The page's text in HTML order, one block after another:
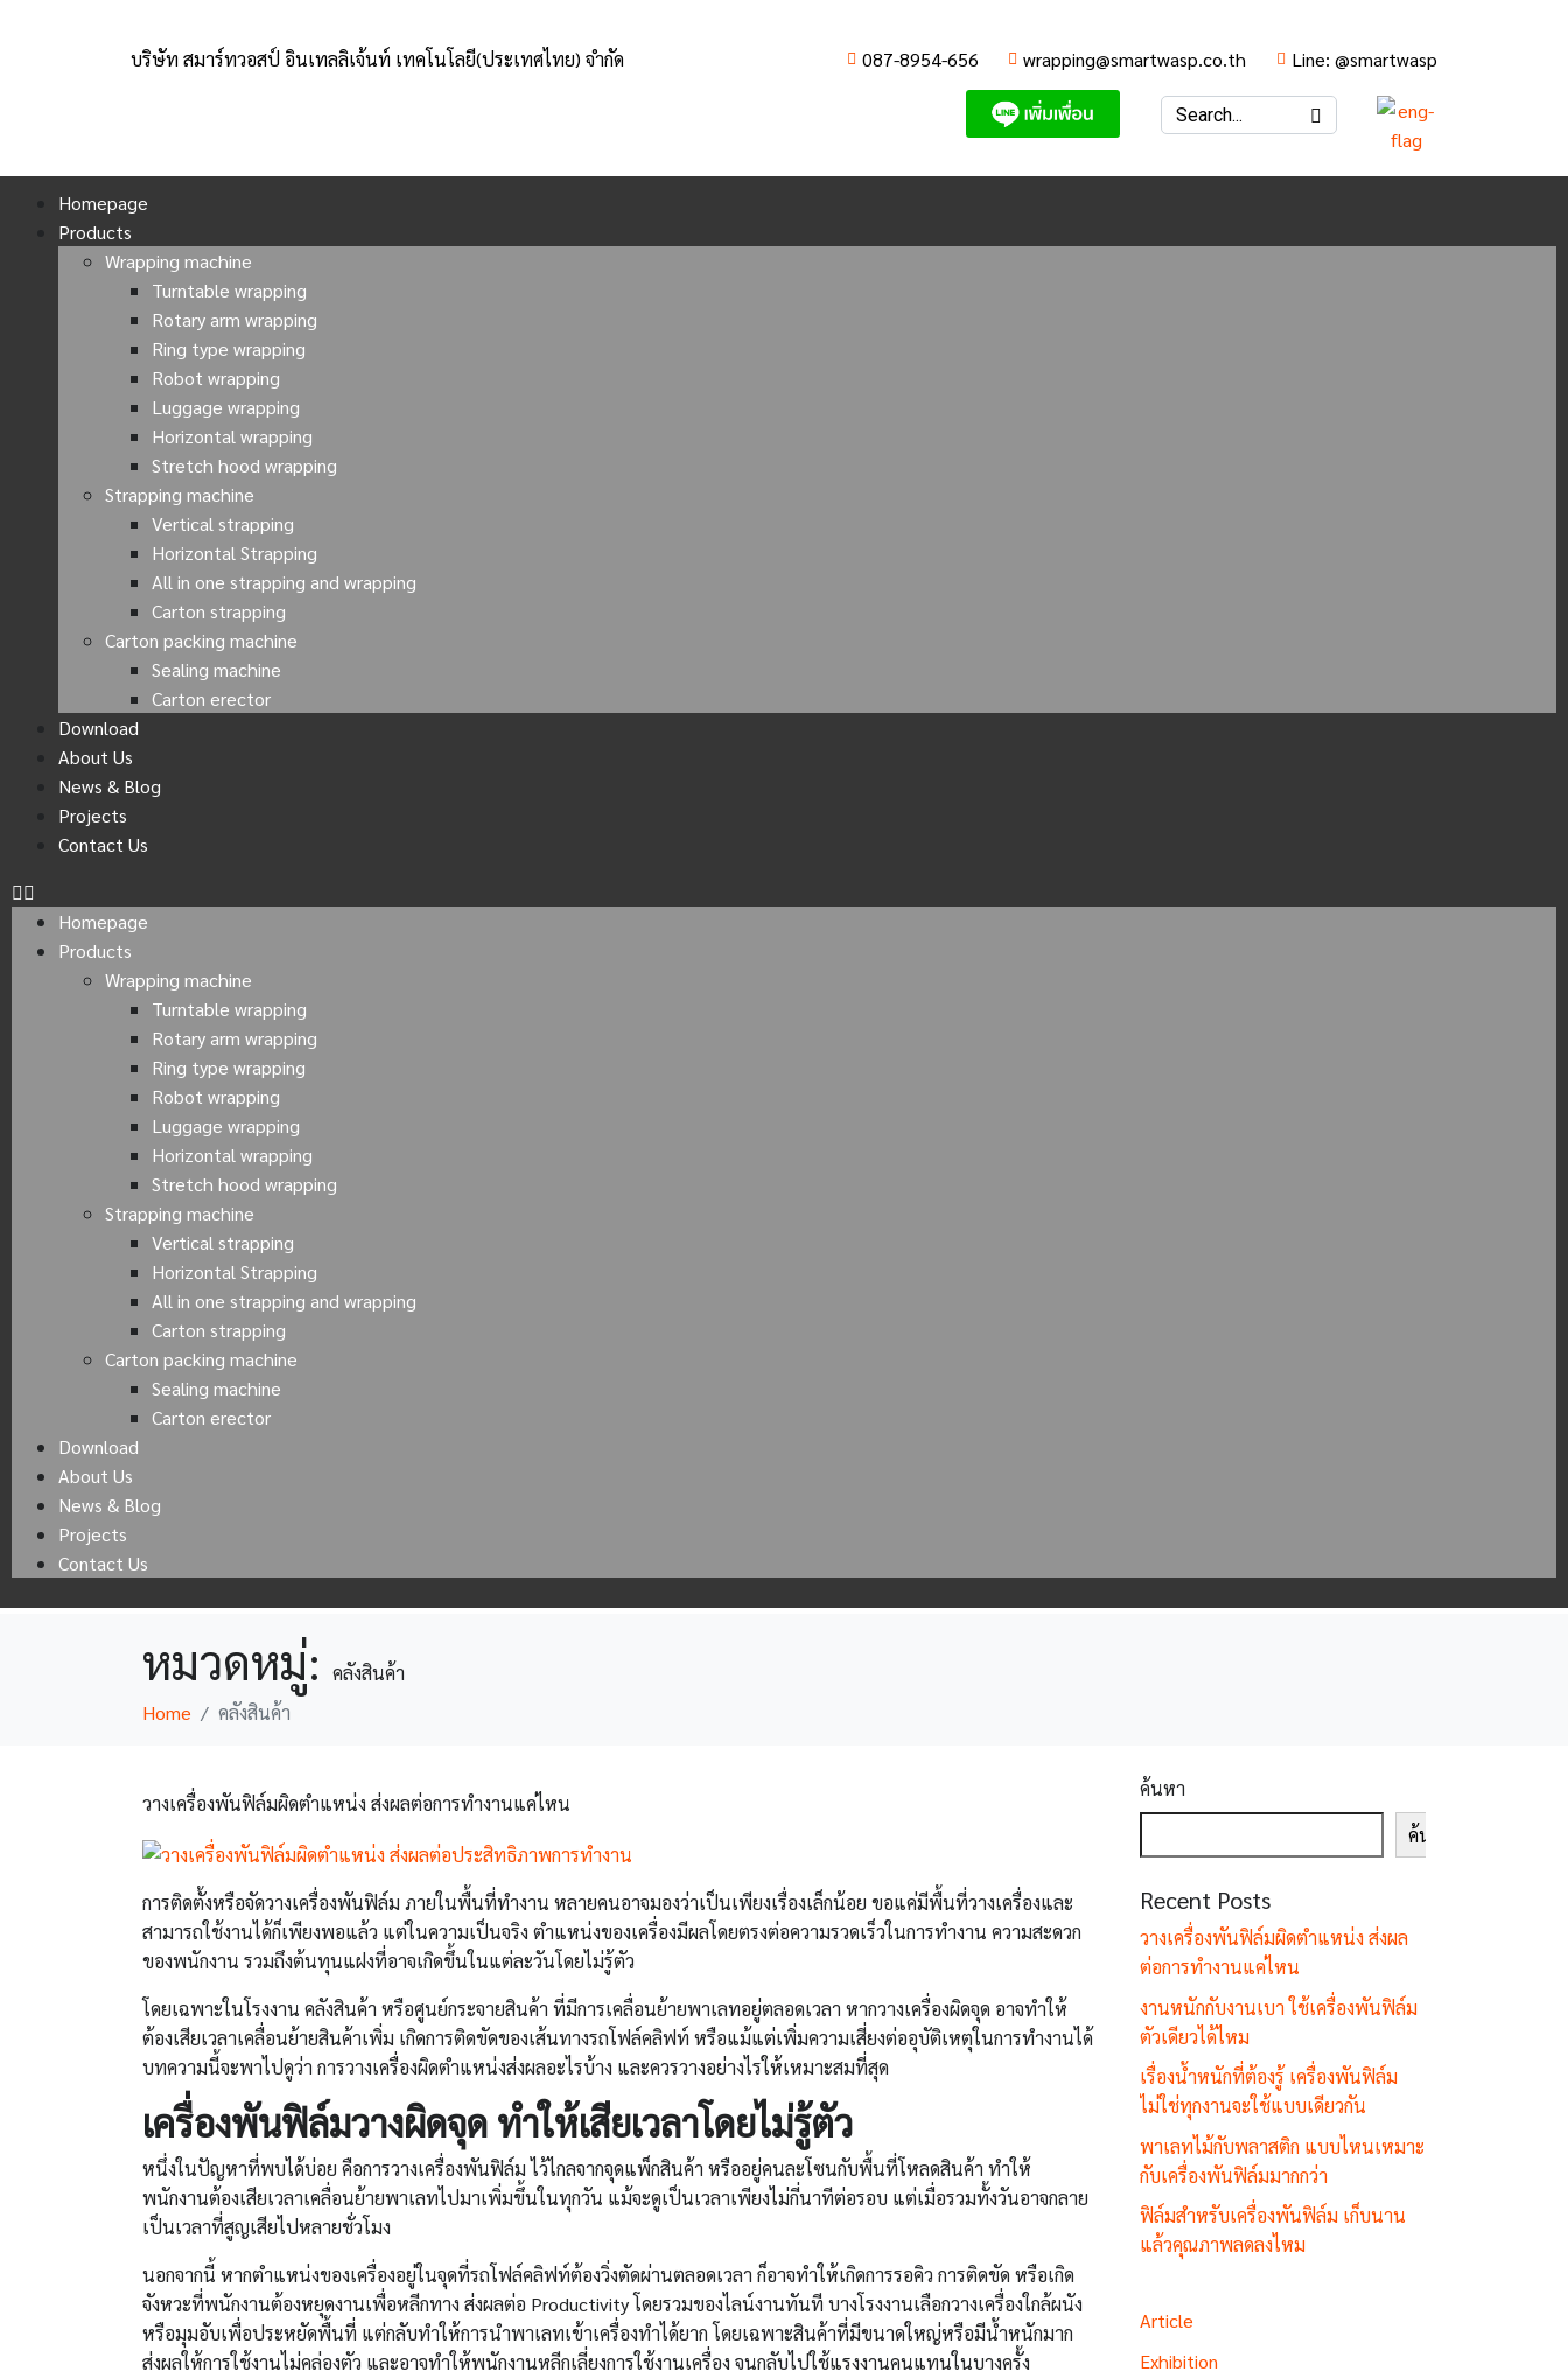
บริษัท สมาร์ทวอสป์ อินเทลลิเจ้นท์ เทคโนโลยี(ประเทศไทย) จำกัด 087-8954-656 wrapping@smartwasp.co.th Line: @smartwasp
Homepage
Products
Wrapping machine
Turntable wrapping
Rotary arm wrapping
Ring type wrapping
Robot wrapping
Luggage wrapping
Horizontal wrapping
Stretch hood wrapping
Strapping machine
Vertical strapping
Horizontal Strapping
All in one strapping and wrapping
Carton strapping
Carton packing machine
Sealing machine
Carton erector
Download
About Us
News & Blog
Projects
Contact Us
Homepage
Products
Wrapping machine
Turntable wrapping
Rotary arm wrapping
Ring type wrapping
Robot wrapping
Luggage wrapping
Horizontal wrapping
Stretch hood wrapping
Strapping machine
Vertical strapping
Horizontal Strapping
All in one strapping and wrapping
Carton strapping
Carton packing machine
Sealing machine
Carton erector
Download
About Us
News & Blog
Projects
Contact Us
หมวดหมู่:
คลังสินค้า
Home
คลังสินค้า
วางเครื่องพันฟิล์มผิดตำแหน่ง ส่งผลต่อการทำงานแค่ไหน
การติดตั้งหรือจัดวางเครื่องพันฟิล์ม ภายในพื้นที่ทำงาน หลายคนอาจมองว่าเป็นเพียงเรื่องเล็กน้อย ขอแค่มีพื้นที่วางเครื่องและ
สามารถใช้งานได้ก็เพียงพอแล้ว แต่ในความเป็นจริง ตำแหน่งของเครื่องมีผลโดยตรงต่อความรวดเร็วในการทำงาน ความสะดวก
ของพนักงาน รวมถึงต้นทุนแฝงที่อาจเกิดขึ้นในแต่ละวันโดยไม่รู้ตัว
โดยเฉพาะในโรงงาน คลังสินค้า หรือศูนย์กระจายสินค้า ที่มีการเคลื่อนย้ายพาเลทอยู่ตลอดเวลา หากวางเครื่องผิดจุด อาจทำให้
ต้องเสียเวลาเคลื่อนย้ายสินค้าเพิ่ม เกิดการติดขัดของเส้นทางรถโฟล์คลิฟท์ หรือแม้แต่เพิ่มความเสี่ยงต่ออุบัติเหตุในการทำงานได้
บทความนี้จะพาไปดูว่า การวางเครื่องผิดตำแหน่งส่งผลอะไรบ้าง และควรวางอย่างไรให้เหมาะสมที่สุด
เครื่องพันฟิล์มวางผิดจุด ทำให้เสียเวลาโดยไม่รู้ตัว
หนึ่งในปัญหาที่พบได้บ่อย คือการวางเครื่องพันฟิล์ม ไว้ไกลจากจุดแพ็กสินค้า หรืออยู่คนละโซนกับพื้นที่โหลดสินค้า ทำให้
พนักงานต้องเสียเวลาเคลื่อนย้ายพาเลทไปมาเพิ่มขึ้นในทุกวัน แม้จะดูเป็นเวลาเพียงไม่กี่นาทีต่อรอบ แต่เมื่อรวมทั้งวันอาจกลาย
เป็นเวลาที่สูญเสียไปหลายชั่วโมง
นอกจากนี้ หากตำแหน่งของเครื่องอยู่ในจุดที่รถโฟล์คลิฟท์ต้องวิ่งตัดผ่านตลอดเวลา ก็อาจทำให้เกิดการรอคิว การติดขัด หรือเกิด
จังหวะที่พนักงานต้องหยุดงานเพื่อหลีกทาง ส่งผลต่อ Productivity โดยรวมของไลน์งานทันที บางโรงงานเลือกวางเครื่องใกล้ผนัง
หรือมุมอับเพื่อประหยัดพื้นที่ แต่กลับทำให้การนำพาเลทเข้าเครื่องทำได้ยาก โดยเฉพาะสินค้าที่มีขนาดใหญ่หรือมีน้ำหนักมาก
ส่งผลให้การใช้งานไม่คล่องตัว และอาจทำให้พนักงานหลีกเลี่ยงการใช้งานเครื่อง จนกลับไปใช้แรงงานคนแทนในบางครั้ง
ค้นหา
ค้นหา
Recent Posts
วางเครื่องพันฟิล์มผิดตำแหน่ง ส่งผล
ต่อการทำงานแค่ไหน
งานหนักกับงานเบา ใช้เครื่องพันฟิล์ม
ตัวเดียวได้ไหม
เรื่องน้ำหนักที่ต้องรู้ เครื่องพันฟิล์ม
ไม่ใช่ทุกงานจะใช้แบบเดียวกัน
พาเลทไม้กับพลาสติก แบบไหนเหมาะ
กับเครื่องพันฟิล์มมากกว่า
ฟิล์มสำหรับเครื่องพันฟิล์ม เก็บนาน
แล้วคุณภาพลดลงไหม
Article
Exhibition